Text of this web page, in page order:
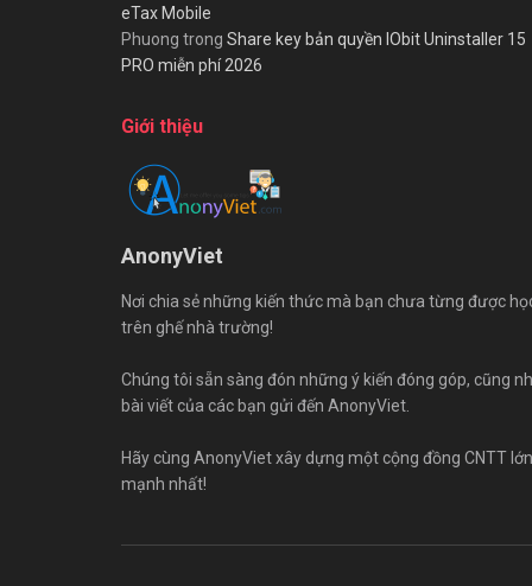
eTax Mobile
Phuong trong Share key bản quyền IObit Uninstaller 15
PRO miễn phí 2026
Giới thiệu
AnonyViet
Nơi chia sẻ những kiến thức mà bạn chưa từng được
trên ghế nhà trường!
Chúng tôi sẵn sàng đón những ý kiến đóng góp, cũng
bài viết của các bạn gửi đến AnonyViet.
Hãy cùng AnonyViet xây dựng một cộng đồng CNTT lớn
mạnh nhất!